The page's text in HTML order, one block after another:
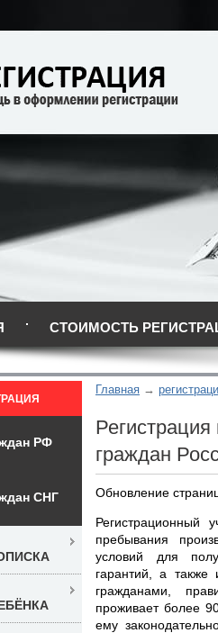
СТОИМОСТЬ
Главная
граждан
Обновление
Регистрационный
пребывания
условий для
гарантий, а также
гражданами,
проживает более
ему
РФ
СНГ